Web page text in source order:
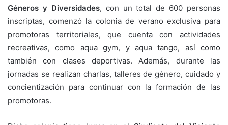
Géneros y Diversidades, con un total de 600 personas
inscriptas, comenzó la colonia de verano exclusiva para
promotoras territoriales, que cuenta con actividades
recreativas, como aqua gym, y aqua tango, así como
también con clases deportivas. Además, durante las
jornadas se realizan charlas, talleres de género, cuidado y
concientización para continuar con la formación de las
promotoras.